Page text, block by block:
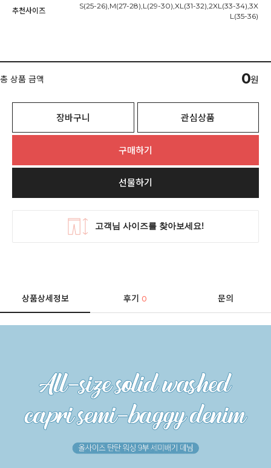
추천사이즈
S(25-26),M(27-28),L(29-30),XL(31-32),2XL(33-34),3X
L(35-36)
총 상품 금액 0원
장바구니 관심상품
구매하기
선물하기
상품상세정보 후기0 문의